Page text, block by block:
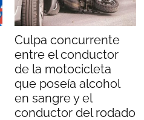
Culpa concurrente
entre el conductor
de la motocicleta
que poseía alcohol
en sangre y el
conductor del rodado